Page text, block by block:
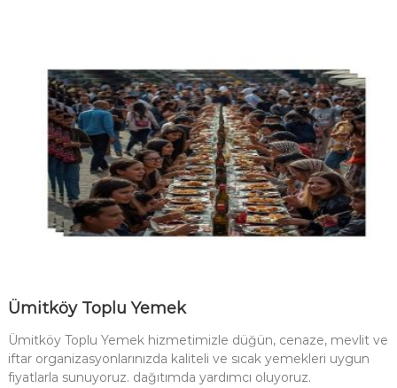
Ümitköy Toplu Yemek
Ümitköy Toplu Yemek hizmetimizle düğün, cenaze, mevlit ve
iftar organizasyonlarınızda kaliteli ve sıcak yemekleri uygun
fiyatlarla sunuyoruz. dağıtımda yardımcı oluyoruz.